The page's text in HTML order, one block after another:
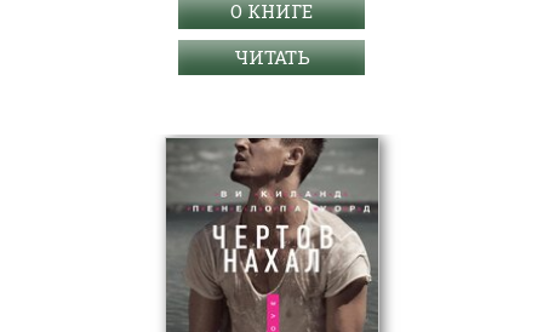
О КНИГЕ
ЧИТАТЬ